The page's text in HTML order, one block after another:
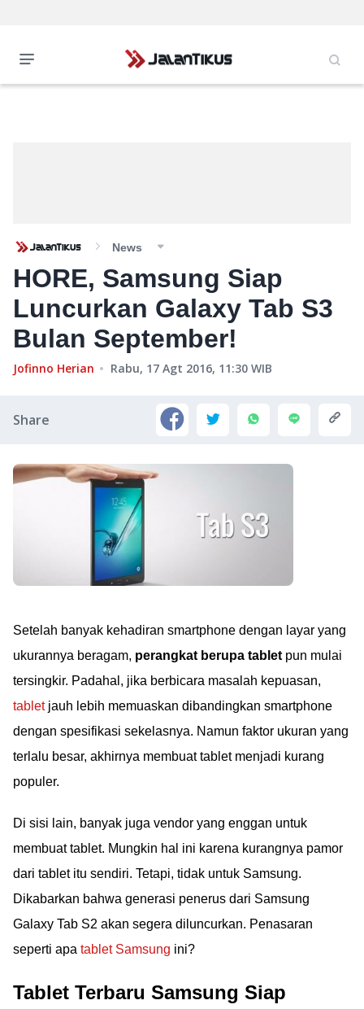
News
HORE, Samsung Siap
Luncurkan Galaxy Tab S3
Bulan September!
Jofinno Herian Rabu, 17 Agt 2016, 11:30 WIB
Share
Setelah banyak kehadiran smartphone dengan layar yang
ukurannya beragam, perangkat berupa tablet pun mulai
tersingkir. Padahal, jika berbicara masalah kepuasan,
tabletjauh lebih memuaskan dibandingkan smartphone
dengan spesifikasi sekelasnya. Namun faktor ukuran yang
terlalu besar, akhirnya membuat tablet menjadi kurang
populer.
Di sisi lain, banyak juga vendor yang enggan untuk
membuat tablet. Mungkin hal ini karena kurangnya pamor
dari tablet itu sendiri. Tetapi, tidak untuk Samsung.
Dikabarkan bahwa generasi penerus dari Samsung
Galaxy Tab S2 akan segera diluncurkan. Penasaran
seperti apa tablet Samsung ini?
Tablet Terbaru Samsung Siap